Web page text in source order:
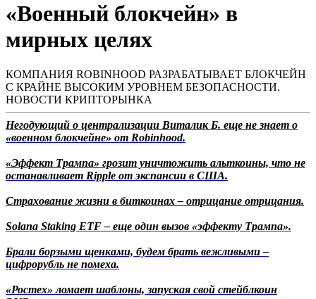
«Военный блокчейн» в
мирных целях
КОМПАНИЯ ROBINHOOD РАЗРАБАТЫВАЕТ БЛОКЧЕЙН
С КРАЙНЕ ВЫСОКИМ УРОВНЕМ БЕЗОПАСНОСТИ.
НОВОСТИ КРИПТОРЫНКА
Негодующий о централизации Виталик Б. еще не знает о
«военном блокчейне» от Robinhood.
«Эффект Трампа» грозит уничтожить альткоины, что не
останавливает Ripple от экспансии в США.
Страхование жизни в биткоинах – отрицание отрицания.
Solana Staking ETF – еще один вызов «эффекту Трампа».
Брали борзыми щенками, будем брать вежливыми –
цифрорубль не помеха.
«Ростех» ломает шаблоны, запуская свой стейблкоин